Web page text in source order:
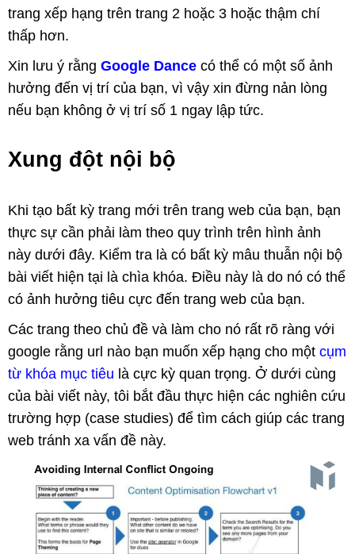
trang xếp hạng trên trang 2 hoặc 3 hoặc thậm chí
thấp hơn.
Xin lưu ý rằng Google Dance có thể có một số ảnh
hưởng đến vị trí của bạn, vì vậy xin đừng nản lòng
nếu bạn không ở vị trí số 1 ngay lập tức.
Xung đột nội bộ
Khi tạo bất kỳ trang mới trên trang web của bạn, bạn
thực sự cần phải làm theo quy trình trên hình ảnh
này dưới đây. Kiểm tra là có bất kỳ mâu thuẫn nội bộ
bài viết hiện tại là chìa khóa. Điều này là do nó có thể
có ảnh hưởng tiêu cực đến trang web của bạn.
Các trang theo chủ đề và làm cho nó rất rõ ràng với
google rằng url nào bạn muốn xếp hạng cho một cụm
từ khóa mục tiêu là cực kỳ quan trọng. Ở dưới cùng
của bài viết này, tôi bắt đầu thực hiện các nghiên cứu
trường hợp (case studies) để tìm cách giúp các trang
web tránh xa vấn đề này.